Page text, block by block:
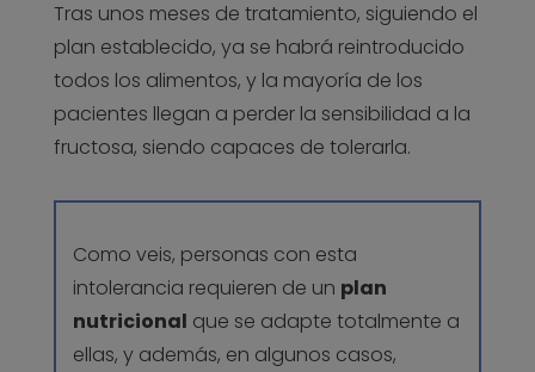
Tras unos meses de tratamiento, siguiendo el
plan establecido, ya se habrá reintroducido
todos los alimentos, y la mayoría de los
pacientes llegan a perder la sensibilidad a la
fructosa, siendo capaces de tolerarla.
Como veis, personas con esta
intolerancia requieren de un plan
nutricional que se adapte totalmente a
ellas, y además, en algunos casos,